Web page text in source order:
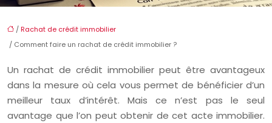
/ Rachat de crédit immobilier
/ Comment faire un rachat de crédit immobilier ?
Un rachat de crédit immobilier peut être avantageux
dans la mesure où cela vous permet de bénéficier d’un
meilleur taux d’intérêt. Mais ce n’est pas le seul
avantage que l’on peut obtenir de cet acte immobilier.